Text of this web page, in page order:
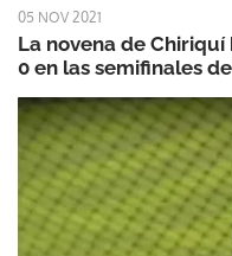
05 NOV 2021
La novena de
0 en las semifinales